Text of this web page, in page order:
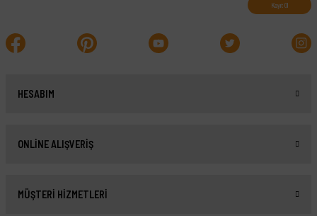
Kayıt Ol
HESABIM
ONLİNE ALIŞVERİŞ
MÜŞTERİ HİZMETLERİ